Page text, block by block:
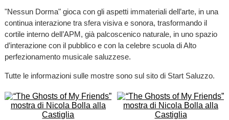
"Nessun Dorma" gioca con gli aspetti immateriali dell’arte, in una
continua interazione tra sfera visiva e sonora, trasformando il
cortile interno dell’APM, già palcoscenico naturale, in uno spazio
d’interazione con il pubblico e con la celebre scuola di Alto
perfezionamento musicale saluzzese.
Tutte le informazioni sulle mostre sono sul sito di Start Saluzzo.